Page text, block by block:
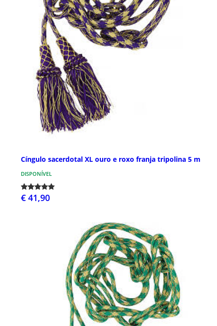
Cíngulo sacerdotal XL ouro e roxo franja tripolina 5 m
DISPONÍVEL
€ 41,90